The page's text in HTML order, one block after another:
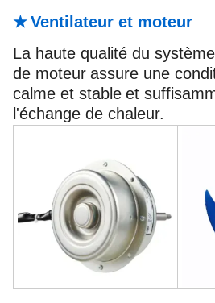
★Ventilateur et moteur
La haute qualité du
de moteur assure une
calme et stable et
l'échange de chaleur.